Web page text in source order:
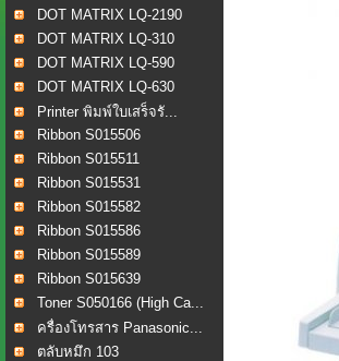
DOT MATRIX LQ-2190
DOT MATRIX LQ-310
DOT MATRIX LQ-590
DOT MATRIX LQ-630
Printer พิมพ์ใบเสร็จรั...
Ribbon S015506
Ribbon S015511
Ribbon S015531
Ribbon S015582
Ribbon S015586
Ribbon S015589
Ribbon S015639
Toner S050166 (High Ca...
ครื่องโทรสาร Panasonic...
ตลับหมึก 103